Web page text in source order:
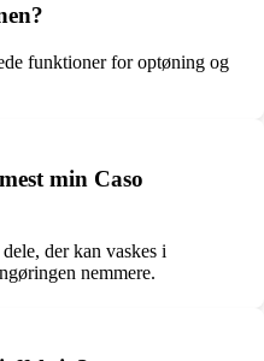
funktioner for optøning og
min Caso
der kan vaskes i
nemmere.